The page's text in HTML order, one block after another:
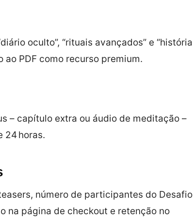
oculto”, “rituais avançados” e “história
ao PDF como recurso premium.
– capítulo extra ou áudio de meditação –
24 horas.
número de participantes do Desafio
na página de checkout e retenção no